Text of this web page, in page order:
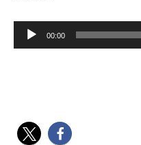
00:00